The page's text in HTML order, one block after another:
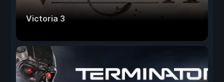
Victoria 3